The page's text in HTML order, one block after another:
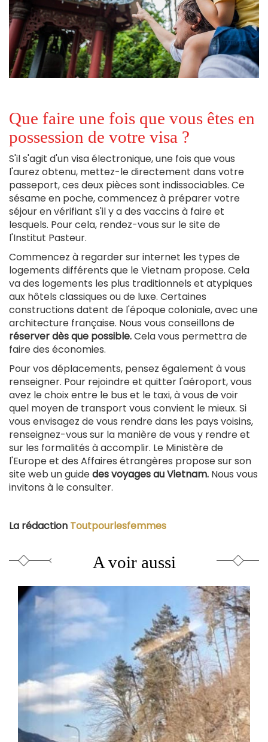
Que faire une fois que vous êtes en
possession de votre visa ?
S'il s'agit d'un visa électronique, une fois que vous
l'aurez obtenu, mettez-le directement dans votre
passeport, ces deux pièces sont indissociables. Ce
sésame en poche, commencez à préparer votre
séjour en vérifiant s'il y a des vaccins à faire et
lesquels. Pour cela, rendez-vous sur le site de
l'Institut Pasteur.
Commencez à regarder sur internet les types de
logements différents que le Vietnam propose. Cela
va des logements les plus traditionnels et atypiques
aux hôtels classiques ou de luxe. Certaines
constructions datent de l'époque coloniale, avec une
architecture française. Nous vous conseillons de
réserver dès que possible.Cela vous permettra de
faire des économies.
Pour vos déplacements, pensez également à vous
renseigner. Pour rejoindre et quitter l'aéroport, vous
avez le choix entre le bus et le taxi, à vous de voir
quel moyen de transport vous convient le mieux. Si
vous envisagez de vous rendre dans les pays voisins,
renseignez-vous sur la manière de vous y rendre et
sur les formalités à accomplir. Le Ministère de
l'Europe et des Affaires étrangères propose sur son
site web un guidedes voyages au Vietnam. Nous vous
invitons à le consulter.
La rédaction Toutpourlesfemmes
A voir aussi